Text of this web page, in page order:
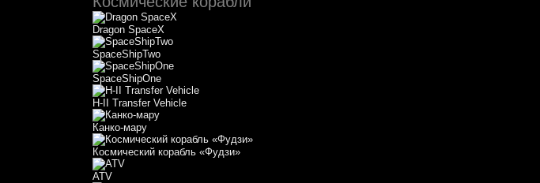
Dragon SpaceX
SpaceShipTwo
SpaceShipOne
H-II Transfer Vehicle
Канко-мару
Космический корабль «Фудзи»
АТV